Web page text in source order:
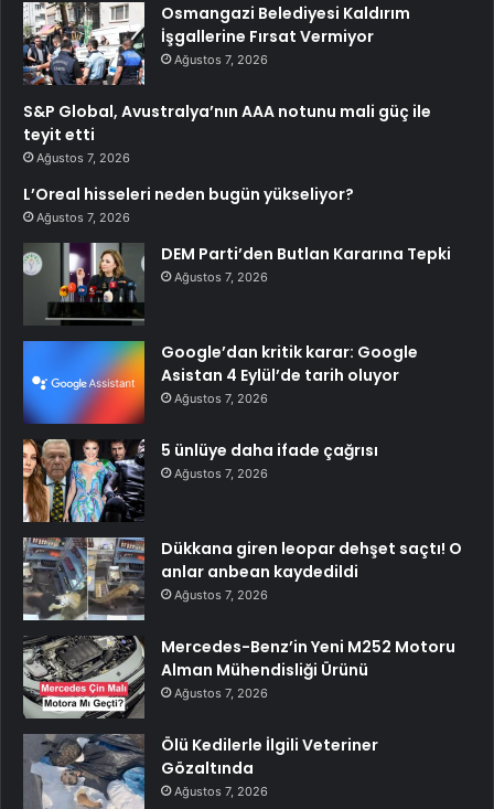
Osmangazi Belediyesi Kaldırım
İşgallerine Fırsat Vermiyor
Ağustos 7, 2026
S&P Global, Avustralya’nın AAA notunu mali güç ile
teyit etti
Ağustos 7, 2026
L’Oreal hisseleri neden bugün yükseliyor?
Ağustos 7, 2026
DEM Parti’den Butlan Kararına Tepki
Ağustos 7, 2026
Google’dan kritik karar: Google
Asistan 4 Eylül’de tarih oluyor
Ağustos 7, 2026
5 ünlüye daha ifade çağrısı
Ağustos 7, 2026
Dükkana giren leopar dehşet saçtı! O
anlar anbean kaydedildi
Ağustos 7, 2026
Mercedes-Benz’in Yeni M252 Motoru
Alman Mühendisliği Ürünü
Ağustos 7, 2026
Ölü Kedilerle İlgili Veteriner
Gözaltında
Ağustos 7, 2026